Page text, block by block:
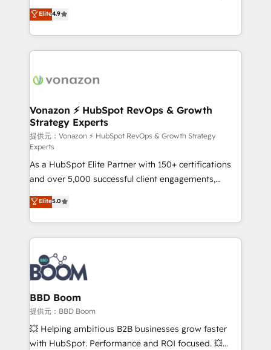
B2B à travers l’acquisition de nouveaux clients,
l'intégration CRM et le développement des revenus
auprès de vos comptes existants. En France et à
l'international, nous travaillons avec des ETI
delà d’une simple transformation digitale et des
➤ L’intégration de CRM et de méthodologie RevOps
pour aligner les équipes marketing, commerciales et
support client (data migration, synchronisation API,
audit et maintenance) ➤ La création de sites internet
de conversion qui transforment les visiteurs en
opportunités d'affaires ➤ La mise en place de
stratégies d'acquisition marketing (SEO, SEA,
inbound, automatisation marketing, ABM, IA,
emailing) Informations clés : - 10 ans d'expérience -
100+ intégrations CRM HubSpot réussies - 40
experts conseil - 150 certifications HubSpot
cumulées
Elite4.9
Vonazon ⚡ HubSpot RevOps & Growth
Strategy Experts
提供元：Vonazon ⚡ HubSpot RevOps & Growth Strategy
Experts
As a HubSpot Elite Partner with 150+ certifications
and over 5,000 successful client engagements,
Vonazon turns marketing complexity into
measurable, scalable growth. From onboarding to
enterprise-grade campaigns, our in-house team
builds scalable strategies that drive long-term
revenue. ⚙️ HubSpot Integration & Optimization •
Seamless CRM, CMS, and automation setup •
Complex platform migrations and data cleanups •
Custom APIs and third-party integrations 📈 End-to-
End Revenue Acceleration • Lifecycle marketing and
pipeline growth programs • Sales enablement tools
and CRM optimization • Retention strategies with
Elite5.0
BBD Boom
提供元：BBD Boom
💥 Helping ambitious B2B businesses grow faster
with HubSpot. Performance and ROI focused. 💥